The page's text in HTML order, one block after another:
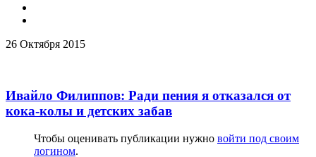
26 Октября 2015
Ивайло Филиппов: Ради пения я отказался от
кока-колы и детских забав
Чтобы оценивать публикации нужно войти под своим
логином.